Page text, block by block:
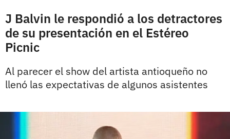
J Balvin le respondió a los detractores
de su presentación en el Estéreo
Picnic
Al parecer el show del artista antioqueño no
llenó las expectativas de algunos asistentes